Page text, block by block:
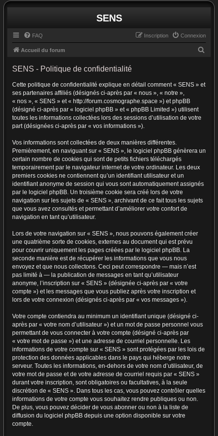
SENS
FAQ Connexion
Inscription
Accueil du forum
h
SENS - Politique de confidentialité
Cette politique de confidentialité explique en détail comment « SENS » et
ses partenaires affiliés (désignés ci-après par « nous », « notre »,
« nos », « SENS » et « http://forum.cosmographe.space ») et phpBB
(désigné ci-après par « logiciel phpBB » et « phpBB Limited ») utilisent
toutes les informations collectées lors des sessions d’utilisation de votre
part (désignées ci-après par « vos informations »).
Vos informations sont collectées de deux manières différentes.
Premièrement, en naviguant sur « SENS », le logiciel phpBB génèrera un
certain nombre de cookies qui sont de petits fichiers téléchargés
temporairement par le navigateur internet de votre ordinateur. Les deux
premiers cookies ne contiennent qu’un identifiant utilisateur et un
identifiant anonyme de session qui vous sont automatiquement assignés
par le logiciel phpBB. Un troisième cookie sera créé lors de votre
navigation sur les sujets de « SENS », archivant de ce fait tous les sujets
que vous avez consultés et permettant d’améliorer votre confort de
navigation en tant qu’utilisateur.
Lors de votre navigation sur « SENS », nous pouvons également créer
une quatrième sorte de cookies, externes au document qui est prévu
pour couvrir uniquement les pages créées par le logiciel phpBB. La
seconde manière est de récupérer les informations que vous nous
envoyez et que nous collectons. Ceci peut correspondre — mais n’est
pas limité à — la publication de messages en tant qu’utilisateur
anonyme, l’inscription sur « SENS » (désignée ci-après par « votre
compte ») et les messages que vous publiez après votre inscription et
lors de votre connexion (désignés ci-après par « vos messages »).
Votre compte contiendra au minimum un identifiant unique (désigné ci-
après par « votre nom d’utilisateur ») et un mot de passe personnel vous
permettant de vous connecter à votre compte (désigné ci-après par
« votre mot de passe ») et une adresse de courriel personnelle. Les
informations de votre compte sur « SENS » sont protégées par les lois de
protection des données applicables dans le pays qui héberge notre
serveur. Toutes les informations, en-dehors de votre nom d’utilisateur, de
votre mot de passe et de votre adresse de courriel requis par « SENS »
durant votre inscription, sont obligatoires ou facultatives, à la seule
discrétion de « SENS ». Dans tous les cas, vous pouvez contrôler quelles
informations de votre compte vous souhaitez rendre publiques ou non.
De plus, vous pouvez décider de vous abonner ou non à la liste de
diffusion du logiciel phpBB depuis une option disponible sur votre
compte.